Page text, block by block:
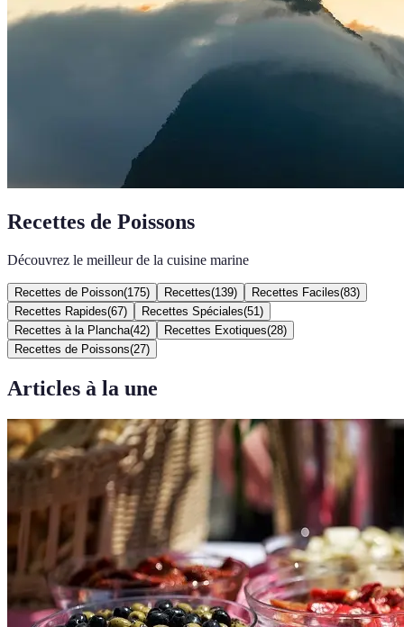
Recettes de Poissons
Découvrez le meilleur de la cuisine marine
Recettes de Poisson(175) Recettes(139) Recettes Faciles(83)
Recettes Rapides(67) Recettes Spéciales(51 )
Recettes à la Plancha(42) Recettes Exotiques(28)
Recettes de Poissons(27)
Articles à la une